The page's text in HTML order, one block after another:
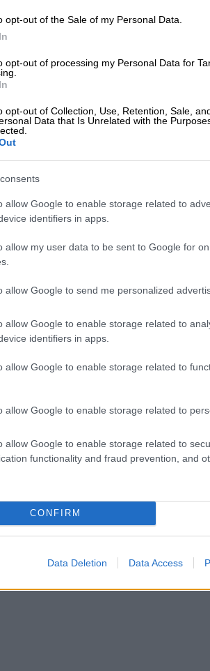
opt-out of the Sale of my Personal Data.
opt-out of processing my Personal Data for
opt-out of Collection, Use, Retention, Sale,
Data that Is Unrelated with the
allow Google to enable storage related to
identifiers in apps.
allow my user data to be sent to Google for
allow Google to send me personalized
allow Google to enable storage related to
identifiers in apps.
allow Google to enable storage related to
allow Google to enable storage related to
allow Google to enable storage related to
functionality and fraud prevention, and
CONFIRM
Data Deletion Data Access
και
που ανέλαβα
του στίβου που είναι
νερά» ανέφερε. Ενώ είχε
δεν είχε γίνει τίποτε και
μπορέσαμε και το
το
ακίνητα, κυρίως με το
και αβλεψιών. Δεν
ελληνικό κράτος το 2018,
Όπως είπε
του έργου από το γραφείο
του έργου, που είχαν
του ΟΑΚΑ ολυμπιονίκη
Πρόεδρος του ΟΑΚΑ για
χρήματα ουδέποτε έφτασαν
να διαχειριστώ έναν
που ήταν ένας προϋπολογισμός
συντήρησης στο ΟΑΚΑ. To
του Θεού» τόνισε.